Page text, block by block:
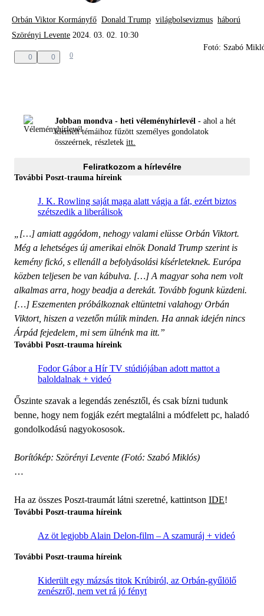
Orbán Viktor Kormányfő Donald Trump világbolsevizmus háború
Szörényi Levente 2024. 03. 02. 10:30
Fotó: Szabó
0 0 0
Jobban mondva - heti véleményhírlevél - ahol a hét
kiemelt témáihoz fűzött személyes gondolatok
összeérnek, részletek itt.
Feliratkozom a hírlevélre
További Poszt-trauma híreink
J. K. Rowling saját maga alatt vágja a fát, ezért biztos
szétszedik a liberálisok
„[…] amiatt aggódom, nehogy valami elüsse Orbán Viktort.
Még a lehetséges új amerikai elnök Donald Trump szerint is
kemény fickó, s ellenáll a befolyásolási kísérleteknek. Európa
közben teljesen be van kábulva. […] A magyar soha nem volt
alkalmas arra, hogy beadja a derekát. Tovább fogunk küzdeni.
[…] Eszementen próbálkoznak eltüntetni valahogy Orbán
Viktort, hiszen a vezetőn múlik minden. Ha annak idején nincs
Árpád fejedelem, mi sem ülnénk ma itt.”
További Poszt-trauma híreink
Fodor Gábor a Hír TV stúdiójában adott mattot a
baloldalnak + videó
Őszinte szavak a legendás zenésztől, és csak bízni tudunk
benne, hogy nem fogják ezért megtalálni a módfelett pc, haladó
gondolkodású nagyokososok.
Borítókép: Szörényi Levente (Fotó: Szabó Miklós)
…
Ha az összes Poszt-traumát látni szeretné, kattintson IDE!
További Poszt-trauma híreink
Az öt legjobb Alain Delon-film – A szamuráj + videó
További Poszt-trauma híreink
Kiderült egy mázsás titok Krúbiról, az Orbán-gyűlölő
zenészről, nem vet rá jó fényt